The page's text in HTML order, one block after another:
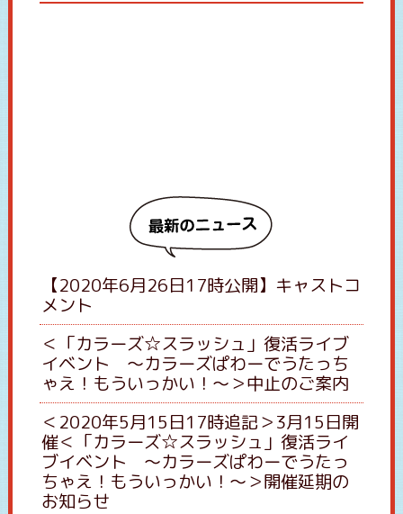
【2020年6月26日17時公開】キャストコ
メント
＜「カラーズ☆スラッシュ」復活ライブ
イベント 〜カラーズぱわーでうたっち
ゃえ！もういっかい！〜＞中止のご案内
＜2020年5月15日17時追記＞3月15日開
催＜「カラーズ☆スラッシュ」復活ライ
ブイベント 〜カラーズぱわーでうたっ
ちゃえ！もういっかい！〜＞開催延期の
お知らせ